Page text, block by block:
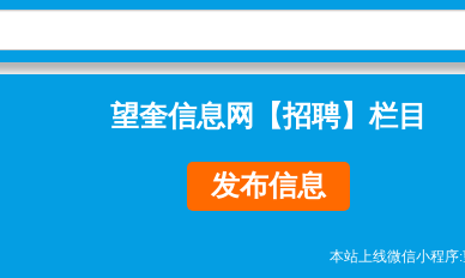
望奎信息网【招聘】栏目
发布信息
本站上线微信小程序:望奎信